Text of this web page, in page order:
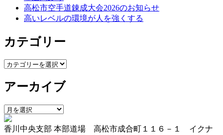
高松市空手道錬成大会2026のお知らせ
高いレベルの環境が人を強くする
カテゴリー
カ
ゴ
ー
アーカイブ
ア
ー
カ
香川中央支部 本部道場 高松市成合町１１６－１ イクナ